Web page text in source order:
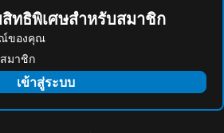
สิทธิพิเศษสำหรับสมาชิก
ของคุณ
มาชิก
เข้าสู่ระบบ